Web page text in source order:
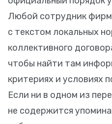
Любой сотрудник
с текстом локальных
коллективного
чтобы найти там
критериях и условиях
Если ни в одном из
не содержится